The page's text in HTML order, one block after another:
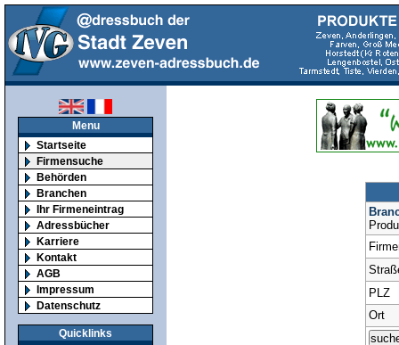
Menu
Startseite
Firmensuche
Behörden
Branchen
Ihr Firmeneintrag
Adressbücher
Karriere
Kontakt
AGB
Impressum
Datenschutz
Quicklinks
PLZ
Ort